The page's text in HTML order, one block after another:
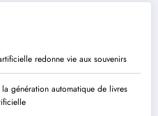
redonne vie aux souvenirs
génération automatique de livres